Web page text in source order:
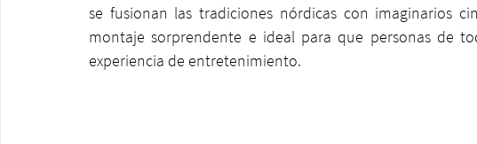
se fusionan las tradiciones nórdicas con imaginarios
montaje sorprendente e ideal para que personas de
experiencia de entretenimiento.